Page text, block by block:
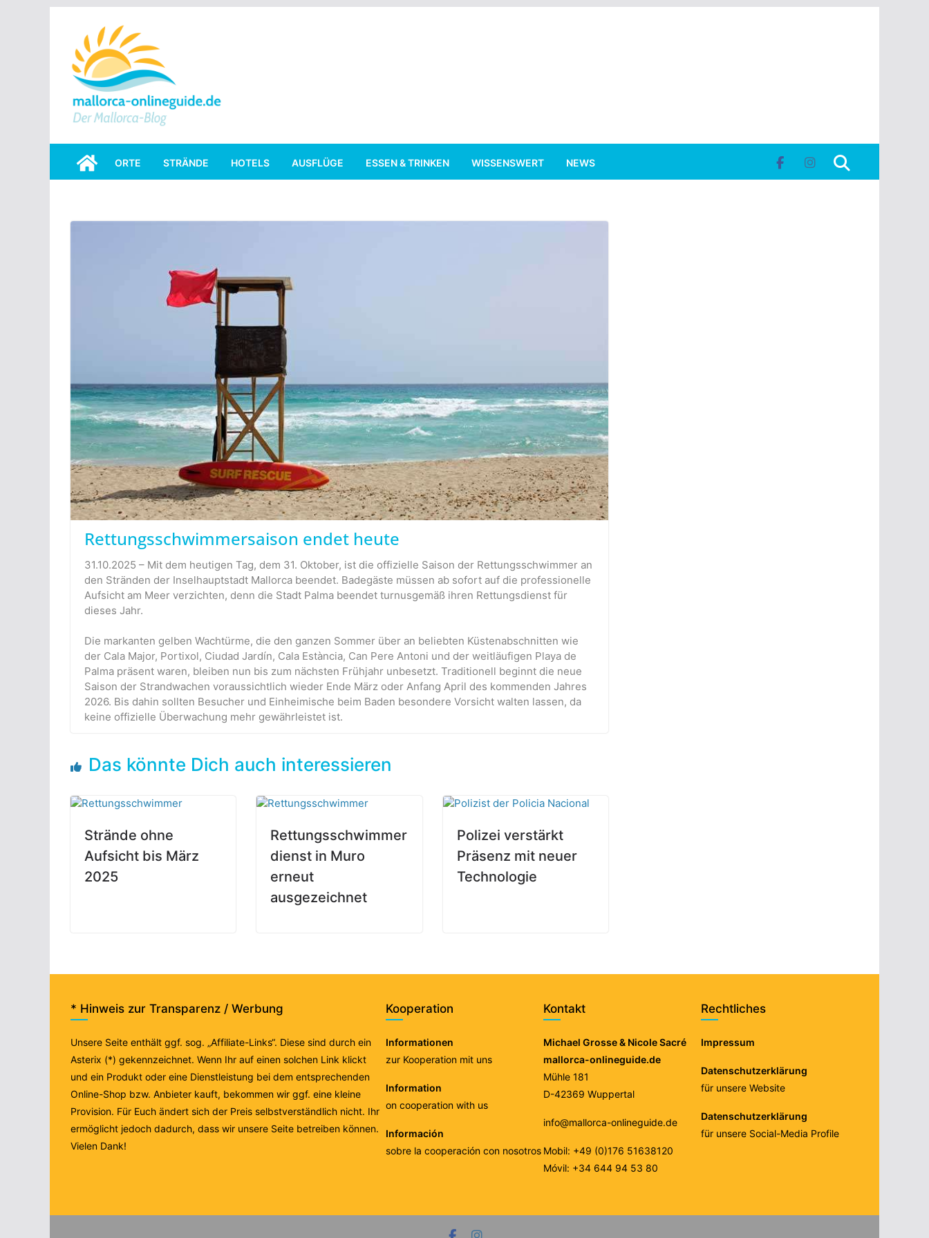
content
ORTE STRÄNDE HOTELS AUSFLÜGE ESSEN & TRINKEN WISSENSWERT NEWS
Rettungsschwimmersaison endet heute
31.10.2025 – Mit dem heutigen Tag, dem 31. Oktober, ist die offizielle Saison der Rettungsschwimmer an
den Stränden der Inselhauptstadt Mallorca beendet. Badegäste müssen ab sofort auf die professionelle
Aufsicht am Meer verzichten, denn die Stadt Palma beendet turnusgemäß ihren Rettungsdienst für
dieses Jahr.
Die markanten gelben Wachtürme, die den ganzen Sommer über an beliebten Küstenabschnitten wie
der Cala Major, Portixol, Ciudad Jardín, Cala Estància, Can Pere Antoni und der weitläufigen Playa de
Palma präsent waren, bleiben nun bis zum nächsten Frühjahr unbesetzt. Traditionell beginnt die neue
Saison der Strandwachen voraussichtlich wieder Ende März oder Anfang April des kommenden Jahres
2026. Bis dahin sollten Besucher und Einheimische beim Baden besondere Vorsicht walten lassen, da
keine offizielle Überwachung mehr gewährleistet ist.
Das könnte Dich auch interessieren
Strände ohne
Aufsicht bis März
2025
Rettungsschwimmer
dienst in Muro
erneut
ausgezeichnet
Polizei verstärkt
Präsenz mit neuer
Technologie
* Hinweis zur Transparenz / Werbung
Unsere Seite enthält ggf. sog. „Affiliate-Links“. Diese sind durch ein
Asterix (*) gekennzeichnet. Wenn Ihr auf einen solchen Link klickt
und ein Produkt oder eine Dienstleistung bei dem entsprechenden
Online-Shop bzw. Anbieter kauft, bekommen wir ggf. eine kleine
Provision. Für Euch ändert sich der Preis selbstverständlich nicht. Ihr
ermöglicht jedoch dadurch, dass wir unsere Seite betreiben können.
Vielen Dank!
Kooperation
Informationen
zur Kooperation mit uns
Information
on cooperation with us
Información
sobre la cooperación con nosotros
Kontakt
Michael Grosse & Nicole Sacré
mallorca-onlineguide.de
Mühle 181
D-42369 Wuppertal
info@mallorca-onlineguide.de
Mobil: +49 (0)176 51638120
Móvil: +34 644 94 53 80
Rechtliches
Impressum
Datenschutzerklärung
für unsere Website
Datenschutzerklärung
für unsere Social-Media Profile